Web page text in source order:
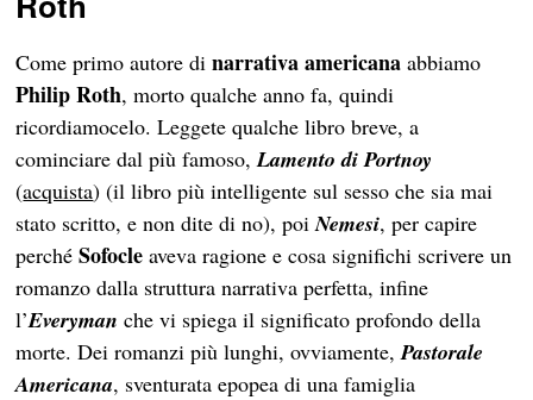
Come primo autore dinarrativa americana abbiamo
Philip Roth, morto qualche anno fa, quindi
ricordiamocelo. Leggete qualche libro breve, a
cominciare dal più famoso,Lamento di Portnoy
(acquista) (il libro più intelligente sul sesso che sia mai
stato scritto, e non dite di no), poiNemesi, per capire
perchéSofocle aveva ragione e cosa significhi scrivere un
romanzo dalla struttura narrativa perfetta, infine
l’Everymanche vi spiega il significato profondo della
morte. Dei romanzi più lunghi, ovviamente,Pastorale
Americana, sventurata epopea di una famiglia